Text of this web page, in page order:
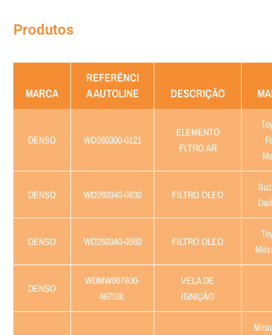
Produtos
MARCA
REFERÊNCI
A AUTOLINE
DESCRIÇÃO
DENSO WD260300-0121
ELEMENTO
FLTRO AR
DENSO WD260340-0630 FILTRO OLEO
DENSO WD260340-0560 FILTRO OLEO
DENSO
WDMW067600-
46703L
VELA DE
IGNIÇÃO